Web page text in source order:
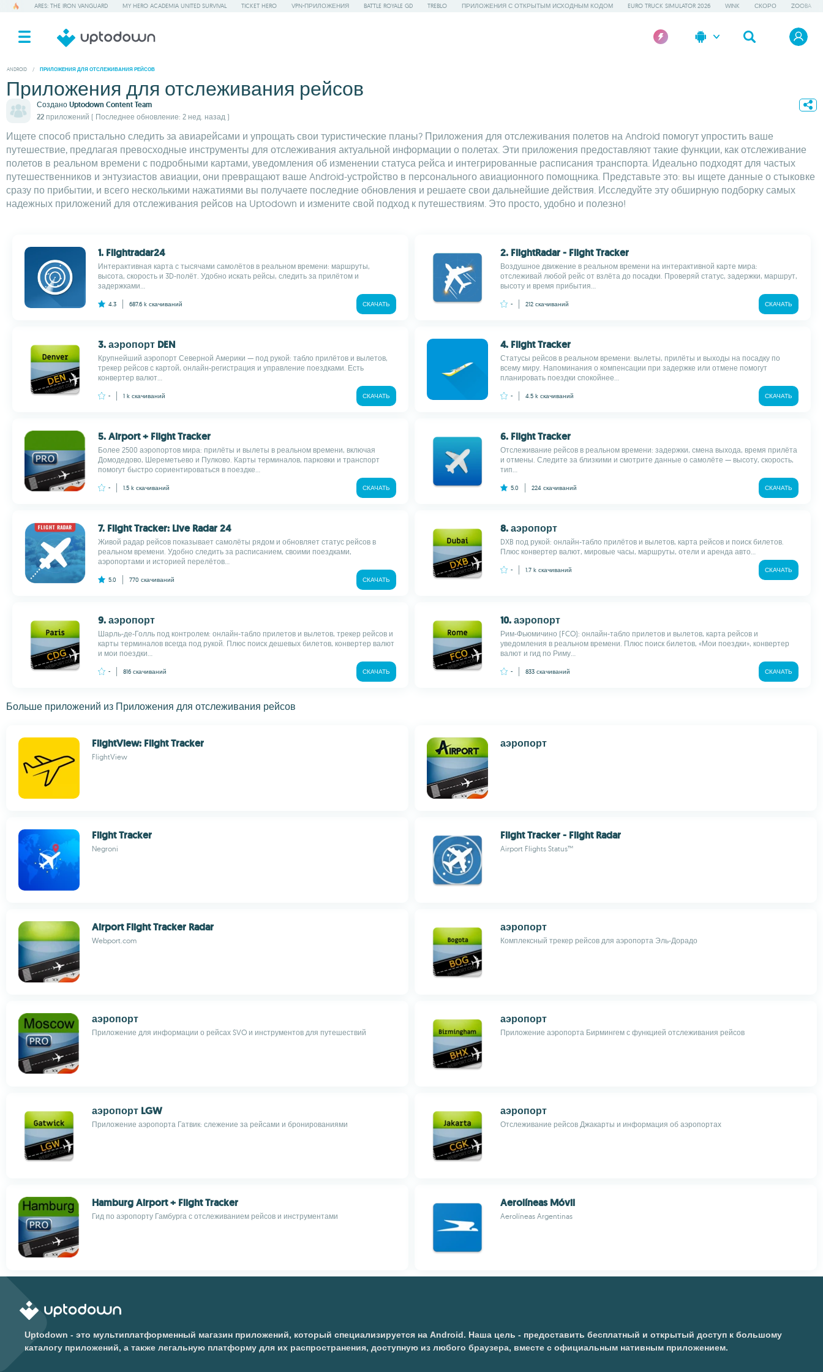
ARES: THE IRON VANGUARD MY HERO ACADEMIA UNITED SURVIVAL TICKET HERO VPN-ПРИЛОЖЕНИЯ BATTLE ROYALE GD TREBLO ПРИЛОЖЕНИЯ С ОТКРЫТЫМ ИСХОДНЫМ КОДОМ EURO TRUCK SIMULATOR 2026 WINK СКОРО ZOOBA
ANDROID / ПРИЛОЖЕНИЯ ДЛЯ ОТСЛЕЖИВАНИЯ РЕЙСОВ
Приложения для отслеживания рейсов
Создано Uptodown Content Team
22 приложений ( Последнее обновление: 2 нед. назад )
Ищете способ пристально следить за авиарейсами и упрощать свои туристические планы? Приложения для отслеживания полетов на Android помогут упростить ваше
путешествие, предлагая превосходные инструменты для отслеживания актуальной информации о полетах. Эти приложения предоставляют такие функции, как отслеживание
полетов в реальном времени с подробными картами, уведомления об изменении статуса рейса и интегрированные расписания транспорта. Идеально подходят для частых
путешественников и энтузиастов авиации, они превращают ваше Android-устройство в персонального авиационного помощника. Представьте это: вы ищете данные о стыковке
сразу по прибытии, и всего несколькими нажатиями вы получаете последние обновления и решаете свои дальнейшие действия. Исследуйте эту обширную подборку самых
надежных приложений для отслеживания рейсов на Uptodown и измените свой подход к путешествиям. Это просто, удобно и полезно!
1. Flightradar24
Интерактивная карта с тысячами самолётов в реальном времени: маршруты,
высота, скорость и 3D-полёт. Удобно искать рейсы, следить за прилётом и
задержками...
4.3 687.6 k скачиваний СКАЧАТЬ
2. FlightRadar - Flight Tracker
Воздушное движение в реальном времени на интерактивной карте мира:
отслеживай любой рейс от взлёта до посадки. Проверяй статус, задержки, маршрут,
высоту и время прибытия...
- 212 скачиваний СКАЧАТЬ
3. аэропорт DEN
Крупнейший аэропорт Северной Америки — под рукой: табло прилётов и вылетов,
трекер рейсов с картой, онлайн-регистрация и управление поездками. Есть
конвертер валют...
- 1 k скачиваний СКАЧАТЬ
4. Flight Tracker
Статусы рейсов в реальном времени: вылеты, прилёты и выходы на посадку по
всему миру. Напоминания о компенсации при задержке или отмене помогут
планировать поездки спокойнее...
- 4.5 k скачиваний СКАЧАТЬ
5. Airport + Flight Tracker
Более 2500 аэропортов мира: прилёты и вылеты в реальном времени, включая
Домодедово, Шереметьево и Пулково. Карты терминалов, парковки и транспорт
помогут быстро сориентироваться в поездке...
- 1.5 k скачиваний СКАЧАТЬ
6. Flight Tracker
Отслеживание рейсов в реальном времени: задержки, смена выхода, время прилёта
и отмены. Следите за близкими и смотрите данные о самолёте — высоту, скорость,
тип...
5.0 224 скачиваний СКАЧАТЬ
7. Flight Tracker: Live Radar 24
Живой радар рейсов показывает самолёты рядом и обновляет статус рейсов в
реальном времени. Удобно следить за расписанием, своими поездками,
аэропортами и историей перелётов...
5.0 770 скачиваний СКАЧАТЬ
8. аэропорт
DXB под рукой: онлайн-табло прилётов и вылетов, карта рейсов и поиск билетов.
Плюс конвертер валют, мировые часы, маршруты, отели и аренда авто...
- 1.7 k скачиваний СКАЧАТЬ
9. аэропорт
Шарль-де-Голль под контролем: онлайн-табло прилетов и вылетов, трекер рейсов и
карты терминалов всегда под рукой. Плюс поиск дешевых билетов, конвертер валют
и мои поездки...
- 816 скачиваний СКАЧАТЬ
10. аэропорт
Рим-Фьюмичино (FCO): онлайн-табло прилетов и вылетов, карта рейсов и
уведомления в реальном времени. Плюс поиск билетов, «Мои поездки», конвертер
валют и гид по Риму...
- 833 скачиваний СКАЧАТЬ
Больше приложений из Приложения для отслеживания рейсов
FlightView: Flight Tracker
FlightView
аэропорт
Flight Tracker
Negroni
Flight Tracker - Flight Radar
Airport Flights Status™
Airport Flight Tracker Radar
Webport.com
аэропорт
Комплексный трекер рейсов для аэропорта Эль-Дорадо
аэропорт
Приложение для информации о рейсах SVO и инструментов для путешествий
аэропорт
Приложение аэропорта Бирмингем с функцией отслеживания рейсов
аэропорт LGW
Приложение аэропорта Гатвик: слежение за рейсами и бронированиями
аэропорт
Отслеживание рейсов Джакарты и информация об аэропортах
Hamburg Airport + Flight Tracker
Гид по аэропорту Гамбурга с отслеживанием рейсов и инструментами
Aerolíneas Móvil
Aerolíneas Argentinas
Uptodown - это мультиплатформенный магазин приложений, который специализируется на Android. Наша цель - предоставить бесплатный и открытый доступ к большому
каталогу приложений, а также легальную платформу для их распространения, доступную из любого браузера, вместе с официальным нативным приложением.